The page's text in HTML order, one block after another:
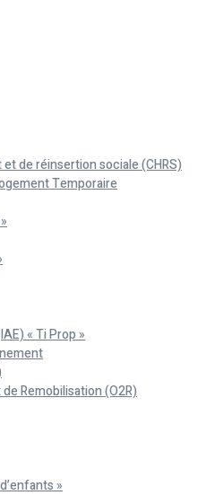
de réinsertion sociale (CHRS)
Temporaire
« Ti Prop »
Remobilisation (O2R)
»